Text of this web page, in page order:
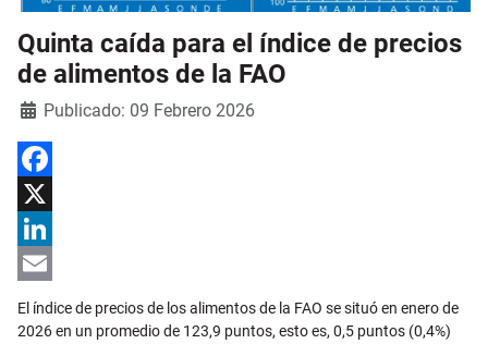
Quinta caída para el índice de precios
de alimentos de la FAO
DetallesPublicado: 09 Febrero 2026
Facebook
X
LinkedIn
Email
El índice de precios de los alimentos de la FAO se situó en enero de
2026 en un promedio de 123,9 puntos, esto es, 0,5 puntos (0,4%)